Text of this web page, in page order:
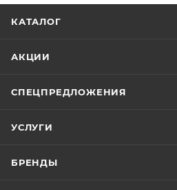
КАТАЛОГ
АКЦИИ
СПЕЦПРЕДЛОЖЕНИЯ
УСЛУГИ
БРЕНДЫ